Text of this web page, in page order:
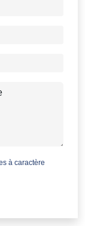
à caractère